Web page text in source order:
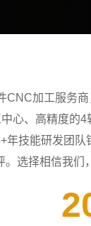
CNC加工服务
心、高精度的
技能研发团
选择相信我们